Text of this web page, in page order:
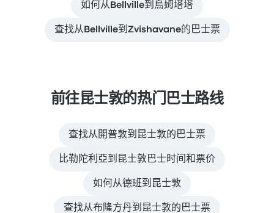
如何从Bellville到烏姆塔塔
查找从Bellville到Zvishavane的巴士票
前往昆士敦的热门巴士路线
查找从開普敦到昆士敦的巴士票
比勒陀利亞到昆士敦巴士时间和票价
如何从德班到昆士敦
查找从布隆方丹到昆士敦的巴士票